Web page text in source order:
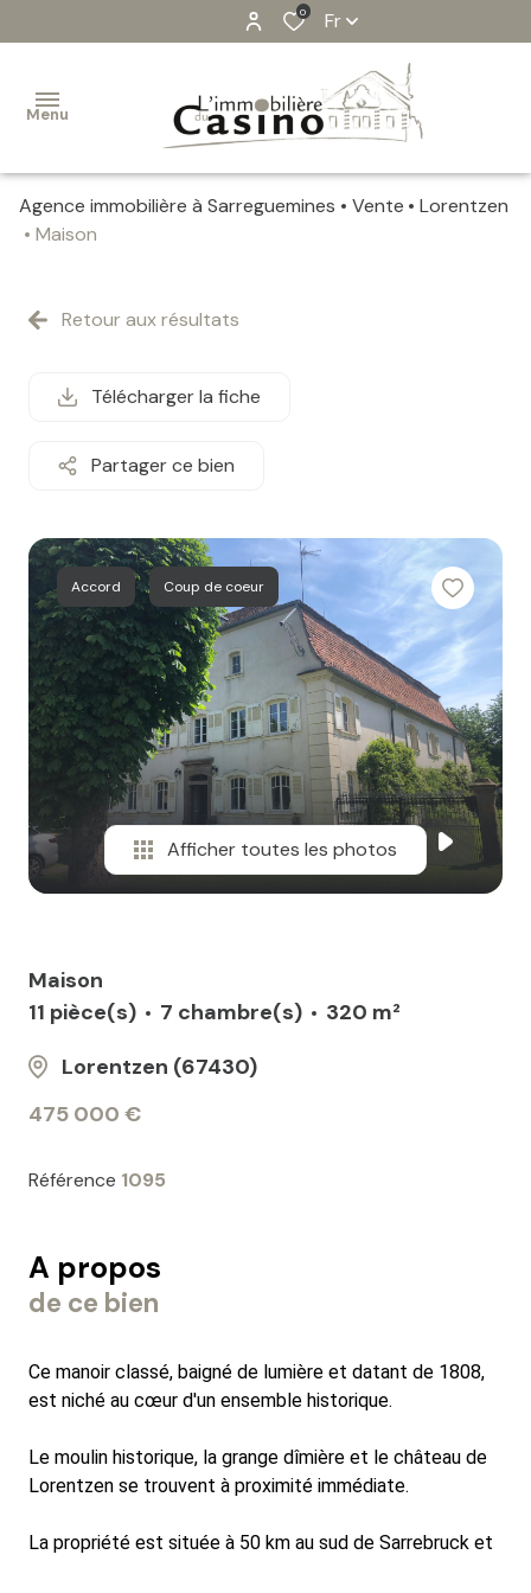
0 Fr
Menu
VENTES
ALERTE-
IMMOBILIER
PROFESSIONEL
Agence immobilière à Sarreguemines Vente
Lorentzen
Maison
Retour aux résultats
Télécharger la fiche
Partager ce bien
Accord Coup de coeur
Afficher toutes les photos
Maison
11 pièce(s)
7 chambre(s)
320 m²
Lorentzen (67430)
475 000 €
Référence 1095
A propos
de ce bien
Ce manoir classé, baigné de lumière et datant de 1808,
est niché au cœur d'un ensemble historique.
Le moulin historique, la grange dîmière et le château de
Lorentzen se trouvent à proximité immédiate.
La propriété est située à 50 km au sud de Sarrebruck et